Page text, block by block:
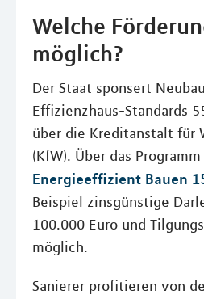
Welche
möglich?
Der Staat sponsert
Effizienzhaus-Standards
über die Kreditanstalt für
(KfW). Über das Programm
Energieeffizient Bauen
Beispiel zinsgünstige
100.000 Euro und
möglich.
Sanierer profitieren von